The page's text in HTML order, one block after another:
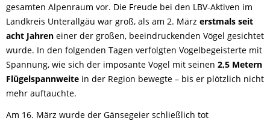
gesamten Alpenraum vor. Die Freude bei den LBV-Aktiven im
Landkreis Unterallgäu war groß, als am 2. März erstmals seit
acht Jahren einer der großen, beeindruckenden Vögel gesichtet
wurde. In den folgenden Tagen verfolgten Vogelbegeisterte mit
Spannung, wie sich der imposante Vogel mit seinen 2,5 Metern
Flügelspannweite in der Region bewegte – bis er plötzlich nicht
mehr auftauchte.
Am 16. März wurde der Gänsegeier schließlich tot